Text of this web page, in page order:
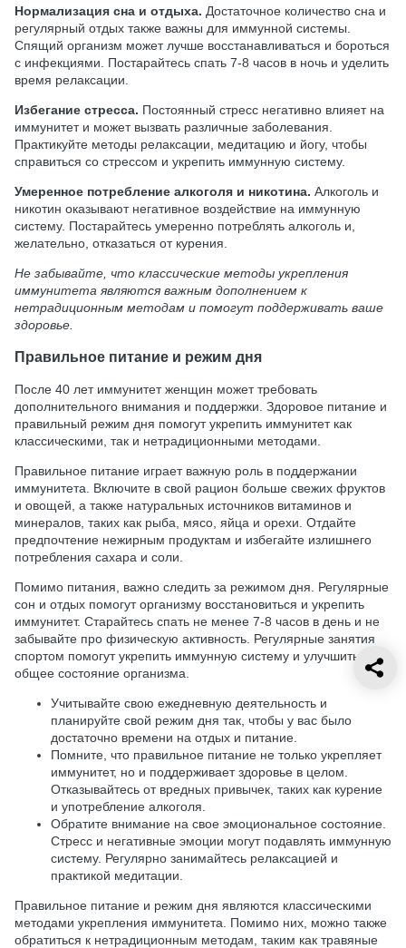
Нормализация сна и отдыха. Достаточное количество сна и
регулярный отдых также важны для иммунной системы.
Спящий организм может лучше восстанавливаться и бороться
с инфекциями. Постарайтесь спать 7-8 часов в ночь и уделить
время релаксации.
Избегание стресса. Постоянный стресс негативно влияет на
иммунитет и может вызвать различные заболевания.
Практикуйте методы релаксации, медитацию и йогу, чтобы
справиться со стрессом и укрепить иммунную систему.
Умеренное потребление алкоголя и никотина. Алкоголь и
никотин оказывают негативное воздействие на иммунную
систему. Постарайтесь умеренно потреблять алкоголь и,
желательно, отказаться от курения.
Не забывайте, что классические методы укрепления
иммунитета являются важным дополнением к
нетрадиционным методам и помогут поддерживать ваше
здоровье.
Правильное питание и режим дня
После 40 лет иммунитет женщин может требовать
дополнительного внимания и поддержки. Здоровое питание и
правильный режим дня помогут укрепить иммунитет как
классическими, так и нетрадиционными методами.
Правильное питание играет важную роль в поддержании
иммунитета. Включите в свой рацион больше свежих фруктов
и овощей, а также натуральных источников витаминов и
минералов, таких как рыба, мясо, яйца и орехи. Отдайте
предпочтение нежирным продуктам и избегайте излишнего
потребления сахара и соли.
Помимо питания, важно следить за режимом дня. Регулярные
сон и отдых помогут организму восстановиться и укрепить
иммунитет. Старайтесь спать не менее 7-8 часов в день и не
забывайте про физическую активность. Регулярные занятия
спортом помогут укрепить иммунную систему и улучшить
общее состояние организма.
Учитывайте свою ежедневную деятельность и
планируйте свой режим дня так, чтобы у вас было
достаточно времени на отдых и питание.
Помните, что правильное питание не только укрепляет
иммунитет, но и поддерживает здоровье в целом.
Отказывайтесь от вредных привычек, таких как курение
и употребление алкоголя.
Обратите внимание на свое эмоциональное состояние.
Стресс и негативные эмоции могут подавлять иммунную
систему. Регулярно занимайтесь релаксацией и
практикой медитации.
Правильное питание и режим дня являются классическими
методами укрепления иммунитета. Помимо них, можно также
обратиться к нетрадиционным методам, таким как травяные